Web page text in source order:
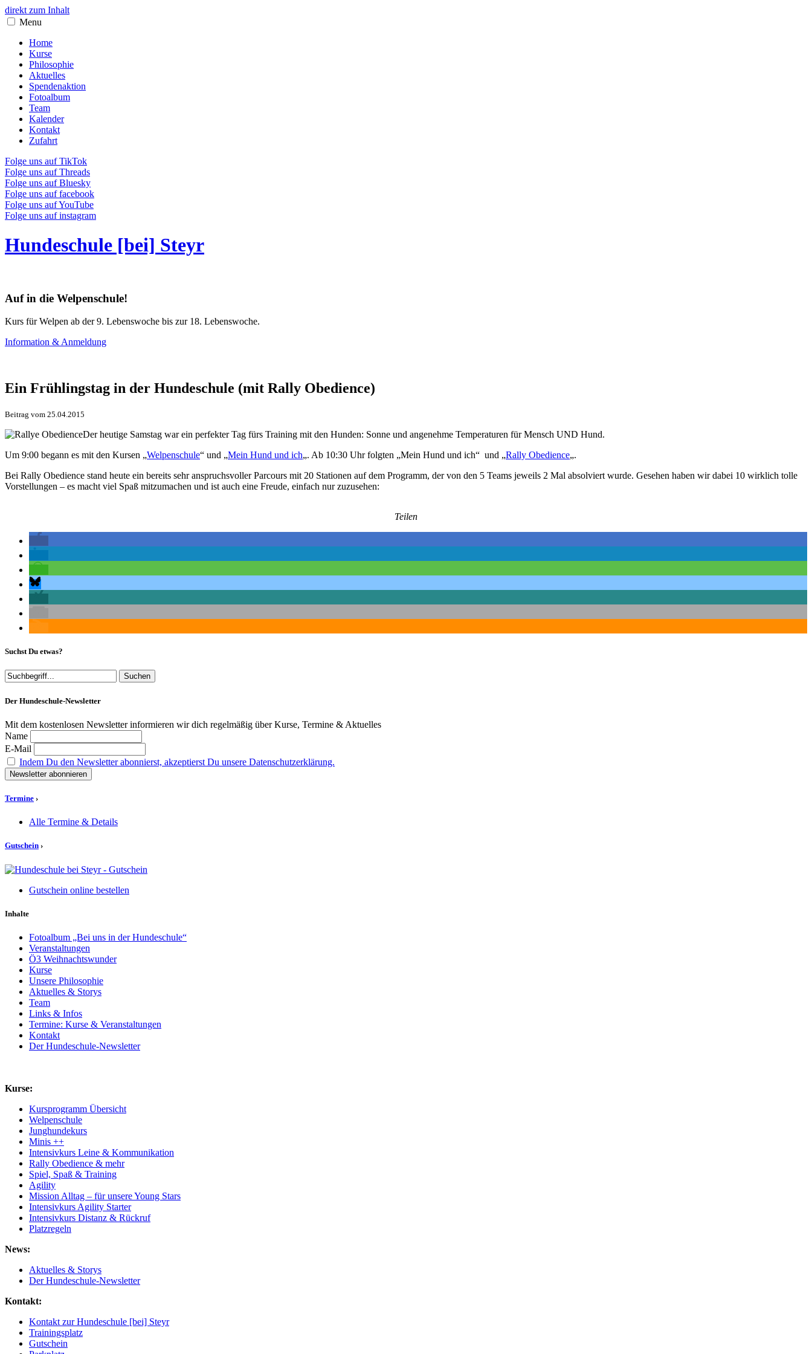
direkt zum Inhalt
Menu
Home
Kurse
Philosophie
Aktuelles
Spendenaktion
Fotoalbum
Team
Kalender
Kontakt
Zufahrt
Folge uns auf TikTok
Folge uns auf Threads
Folge uns auf Bluesky
Folge uns auf facebook
Folge uns auf YouTube
Folge uns auf instagram
Hundeschule [bei] Steyr
Auf in die Welpenschule!
Kurs für Welpen ab der 9. Lebenswoche bis zur 18. Lebenswoche.
Information & Anmeldung
Ein Frühlingstag in der Hundeschule (mit Rally Obedience)
Beitrag vom 25.04.2015
Der heutige Samstag war ein perfekter Tag fürs Training mit den Hunden: Sonne und angenehme Temperaturen für Mensch UND Hund.
Um 9:00 begann es mit den Kursen „Welpenschule“ und „Mein Hund und ich„. Ab 10:30 Uhr folgten „Mein Hund und ich“ und „Rally Obedience„.
Bei Rally Obedience stand heute ein bereits sehr anspruchsvoller Parcours mit 20 Stationen auf dem Programm, der von den 5 Teams jeweils 2 Mal absolviert wurde. Gesehen haben wir dabei 10 wirklich tolle
Vorstellungen – es macht viel Spaß mitzumachen und ist auch eine Freude, einfach nur zuzusehen:
Teilen
Suchst Du etwas?
Der Hundeschule-Newsletter
Mit dem kostenlosen Newsletter informieren wir dich regelmäßig über Kurse, Termine & Aktuelles
Name
E-Mail
Indem Du den Newsletter abonnierst, akzeptierst Du unsere Datenschutzerklärung.
Termine ›
Alle Termine & Details
Gutschein ›
Gutschein online bestellen
Inhalte
Fotoalbum „Bei uns in der Hundeschule“
Veranstaltungen
Ö3 Weihnachtswunder
Kurse
Unsere Philosophie
Aktuelles & Storys
Team
Links & Infos
Termine: Kurse & Veranstaltungen
Kontakt
Der Hundeschule-Newsletter
Kurse:
Kursprogramm Übersicht
Welpenschule
Junghundekurs
Minis ++
Intensivkurs Leine & Kommunikation
Rally Obedience & mehr
Spiel, Spaß & Training
Agility
Mission Alltag – für unsere Young Stars
Intensivkurs Agility Starter
Intensivkurs Distanz & Rückruf
Platzregeln
News:
Aktuelles & Storys
Der Hundeschule-Newsletter
Kontakt:
Kontakt zur Hundeschule [bei] Steyr
Trainingsplatz
Gutschein